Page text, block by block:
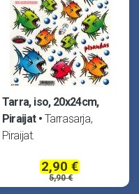
Tarra, iso, 20x24cm,
Piraijat
Tarrasarja,
Piraijat.
2,90 €
5,90 €